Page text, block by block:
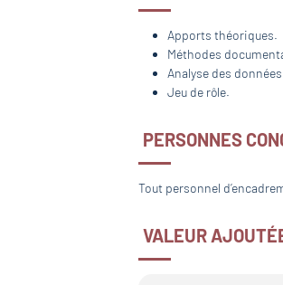
Apports théoriques.
Méthodes
Analyse des
Jeu de rôle.
PERSONNES
Tout personnel
VALEUR